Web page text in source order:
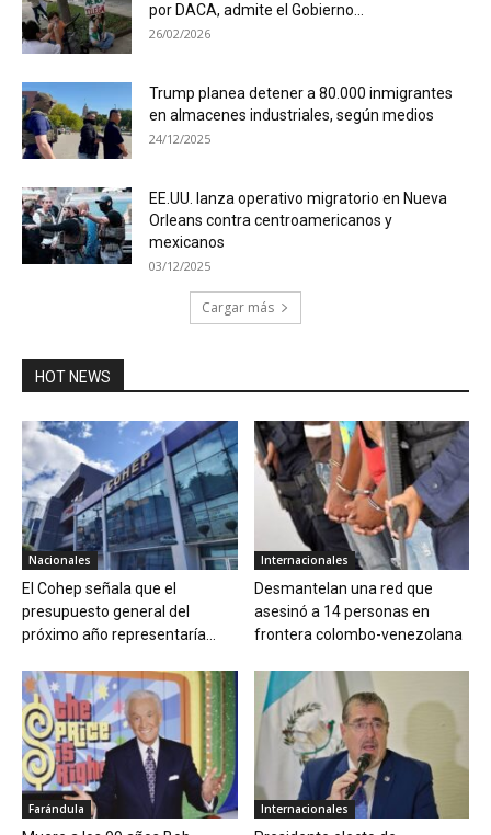
por DACA, admite el Gobierno...
26/02/2026
Trump planea detener a 80.000 inmigrantes
en almacenes industriales, según medios
24/12/2025
EE.UU. lanza operativo migratorio en Nueva
Orleans contra centroamericanos y
mexicanos
03/12/2025
Cargar más
HOT NEWS
Nacionales
El Cohep señala que el
presupuesto general del
próximo año representaría...
Internacionales
Desmantelan una red que
asesinó a 14 personas en
frontera colombo-venezolana
Farándula Internacionales